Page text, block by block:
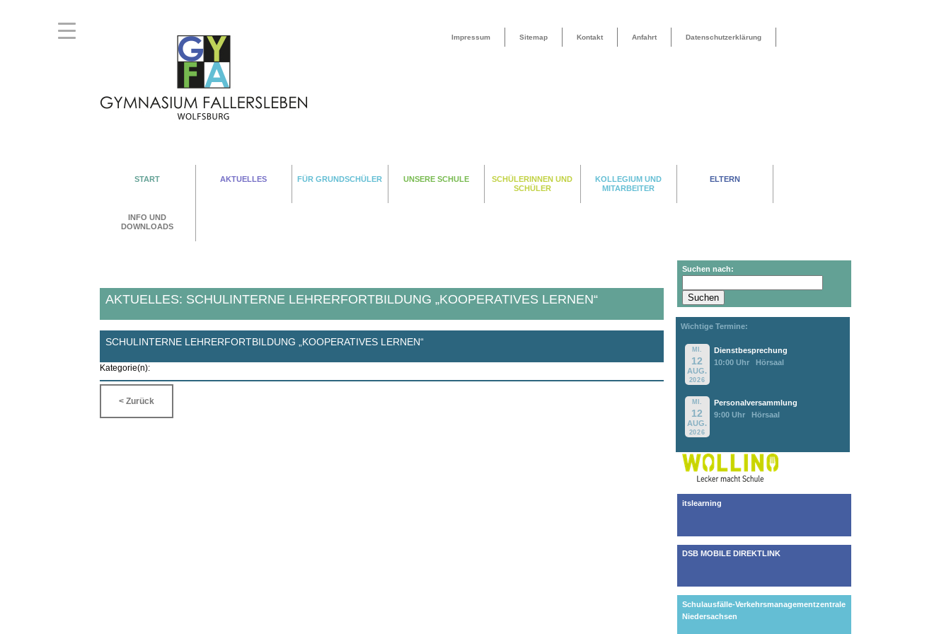
Datenschutzerklärung
Anfahrt
Kontakt
Sitemap
Impressum
START AKTUELLES FÜR GRUNDSCHÜLER UNSERE SCHULE
SCHÜLERINNEN UND
SCHÜLER
KOLLEGIUM UND
MITARBEITER
ELTERN
INFO UND
DOWNLOADS
AKTUELLES: SCHULINTERNE LEHRERFORTBILDUNG „KOOPERATIVES LERNEN“
SCHULINTERNE LEHRERFORTBILDUNG „KOOPERATIVES LERNEN“
Kategorie(n):
< Zurück
Suchen nach:
Wichtige Termine:
MI.
12
AUG.
2026
Dienstbesprechung
10:00 Uhr
Hörsaal
MI.
12
AUG.
2026
Personalversammlung
9:00 Uhr
Hörsaal
itslearning
DSB MOBILE DIREKTLINK
Schulausfälle-Verkehrsmanagementzentrale
Niedersachsen